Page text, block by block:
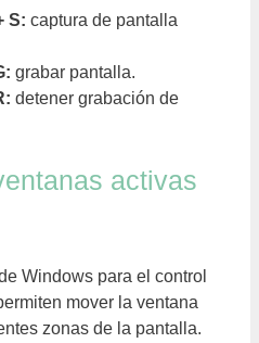
S: captura de pantalla
grabar pantalla.
detener grabación de
activas
Windows para el control
mover la ventana
zonas de la pantalla.